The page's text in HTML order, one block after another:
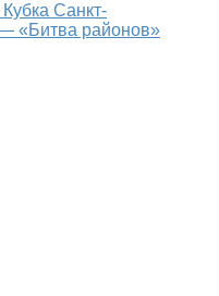
Санкт-
«Битва районов»